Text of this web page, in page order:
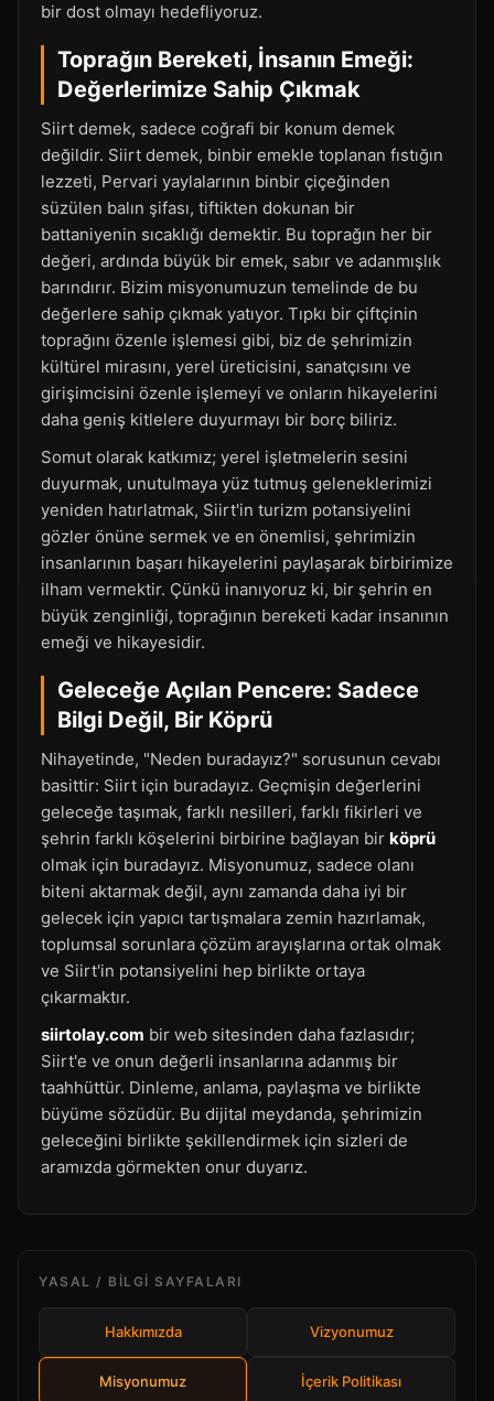
bir dost olmayı hedefliyoruz.
Toprağın Bereketi, İnsanın Emeği:
Değerlerimize Sahip Çıkmak
Siirt demek, sadece coğrafi bir konum demek
değildir. Siirt demek, binbir emekle toplanan fıstığın
lezzeti, Pervari yaylalarının binbir çiçeğinden
süzülen balın şifası, tiftikten dokunan bir
battaniyenin sıcaklığı demektir. Bu toprağın her bir
değeri, ardında büyük bir emek, sabır ve adanmışlık
barındırır. Bizim misyonumuzun temelinde de bu
değerlere sahip çıkmak yatıyor. Tıpkı bir çiftçinin
toprağını özenle işlemesi gibi, biz de şehrimizin
kültürel mirasını, yerel üreticisini, sanatçısını ve
girişimcisini özenle işlemeyi ve onların hikayelerini
daha geniş kitlelere duyurmayı bir borç biliriz.
Somut olarak katkımız; yerel işletmelerin sesini
duyurmak, unutulmaya yüz tutmuş geleneklerimizi
yeniden hatırlatmak, Siirt'in turizm potansiyelini
gözler önüne sermek ve en önemlisi, şehrimizin
insanlarının başarı hikayelerini paylaşarak birbirimize
ilham vermektir. Çünkü inanıyoruz ki, bir şehrin en
büyük zenginliği, toprağının bereketi kadar insanının
emeği ve hikayesidir.
Geleceğe Açılan Pencere: Sadece
Bilgi Değil, Bir Köprü
Nihayetinde, "Neden buradayız?" sorusunun cevabı
basittir: Siirt için buradayız. Geçmişin değerlerini
geleceğe taşımak, farklı nesilleri, farklı fikirleri ve
şehrin farklı köşelerini birbirine bağlayan bir köprü
olmak için buradayız. Misyonumuz, sadece olanı
biteni aktarmak değil, aynı zamanda daha iyi bir
gelecek için yapıcı tartışmalara zemin hazırlamak,
toplumsal sorunlara çözüm arayışlarına ortak olmak
ve Siirt'in potansiyelini hep birlikte ortaya
çıkarmaktır.
siirtolay.com bir web sitesinden daha fazlasıdır;
Siirt'e ve onun değerli insanlarına adanmış bir
taahhüttür. Dinleme, anlama, paylaşma ve birlikte
büyüme sözüdür. Bu dijital meydanda, şehrimizin
geleceğini birlikte şekillendirmek için sizleri de
aramızda görmekten onur duyarız.
YASAL / BILGI SAYFALARI
Hakkımızda Vizyonumuz
Misyonumuz İçerik Politikası